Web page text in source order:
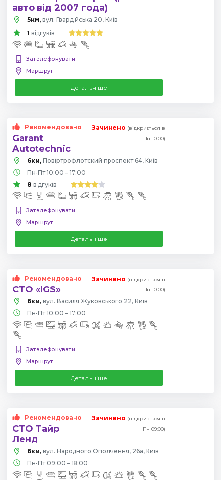
авто від 2007 года)
5км, вул. Гвардійська 20, Київ
1 відгуків
Зателефонувати
Маршрут
Детальніше
Рекомендовано
Garant
Autotechnic
Зачинено (відкриється в
Пн 10:00)
6км,
Повіртрофлотский проспект 64, Київ
Пн-Пт 10:00 – 17:00
8 відгуків
Зателефонувати
Маршрут
Детальніше
Рекомендовано
СТО «IGS»
Зачинено (відкриється в
Пн 10:00)
6км, вул. Василя Жуковського 22, Київ
Пн-Пт 10:00 – 17:00
Зателефонувати
Маршрут
Детальніше
Рекомендовано
СТО Тайр
Ленд
Зачинено (відкриється в
Пн 09:00)
6км, вул. Народного Ополчення, 26а, Київ
Пн-Пт 09:00 – 18:00